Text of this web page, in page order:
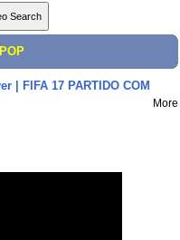
| FIFA 17 PARTIDO COM
More